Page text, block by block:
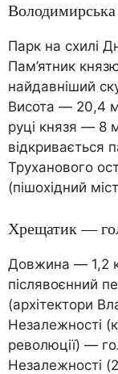
Парк на схилі
Пам’ятник
найдавніший
Висота — 20,4
руці князя — 8
відкривається
Труханового
(пішохідний
Хрещатик —
Довжина — 1,2
післявоєнний
(архітектори
Незалежності
революції) —
Незалежності